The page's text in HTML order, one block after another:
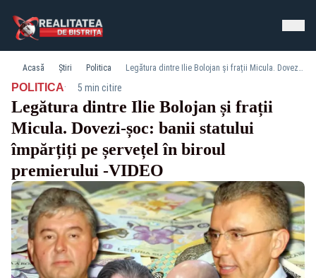
Acasă Știri Politica Legătura dintre Ilie Bolojan și frații Micula. Dovezi-șoc: banii statului împărțiți pe șervețel în biroul premierului -VIDEO
POLITICA· 5 min citire
Legătura dintre Ilie Bolojan și frații
Micula. Dovezi-șoc: banii statului
împărțiți pe șervețel în biroul
premierului -VIDEO